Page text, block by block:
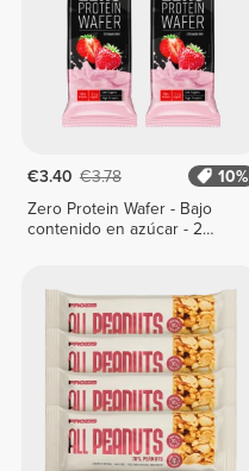
€3.40 €3.78
10%
Zero Protein Wafer - Bajo
contenido en azúcar - 2